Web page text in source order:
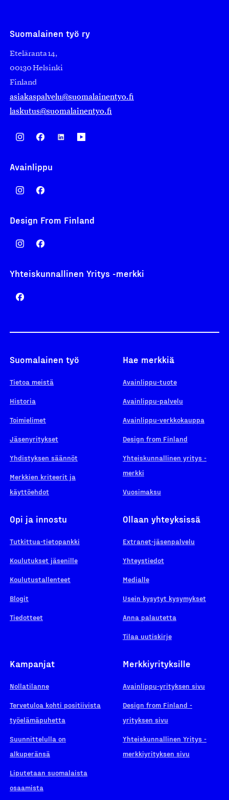
Suomalainen työ ry
Eteläranta 14,
00130 Helsinki
Finland
asiakaspalvelu@suomalainentyo.fi
laskutus@suomalainentyo.fi
Avainlippu
Design From Finland
Yhteiskunnallinen Yritys -merkki
Suomalainen työ
Tietoa meistä
Historia
Toimielimet
Jäsenyritykset
Yhdistyksen säännöt
Merkkien kriteerit ja
käyttöehdot
Hae merkkiä
Avainlippu-tuote
Avainlippu-palvelu
Avainlippu-verkkokauppa
Design from Finland
Yhteiskunnallinen yritys -
merkki
Vuosimaksu
Opi ja innostu
Tutkittua-tietopankki
Koulutukset jäsenille
Koulutustallenteet
Blogit
Tiedotteet
Ollaan yhteyksissä
Extranet-jäsenpalvelu
Yhteystiedot
Medialle
Usein kysytyt kysymykset
Anna palautetta
Tilaa uutiskirje
Kampanjat
Nollatilanne
Tervetuloa kohti positiivista
työelämäpuhetta
Suunnittelulla on
alkuperänsä
Liputetaan suomalaista
osaamista
Merkkiyrityksille
Avainlippu-yrityksen sivu
Design from Finland -
yrityksen sivu
Yhteiskunnallinen Yritys -
merkkiyrityksen sivu